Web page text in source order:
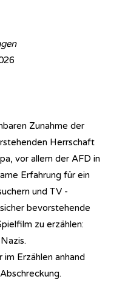
Zunahme der
Herrschaft
vor allem der AFD in
Erfahrung für ein
und TV -
bevorstehende
zu erzählen:
Erzählen anhand